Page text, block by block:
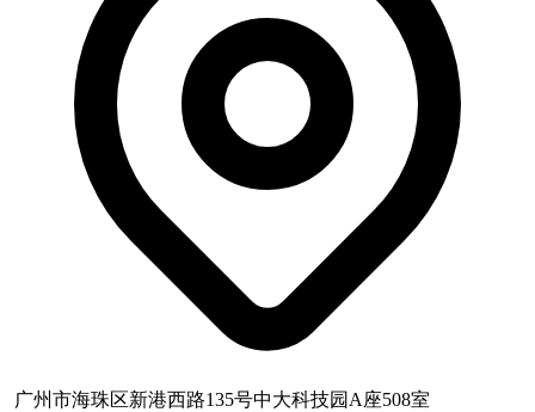
广州市海珠区新港西路135号中大科技园A座508室